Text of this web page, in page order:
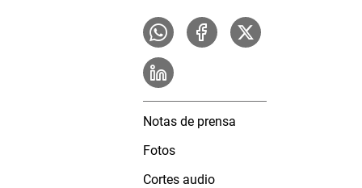
Notas de prensa
Fotos
Cortes audio